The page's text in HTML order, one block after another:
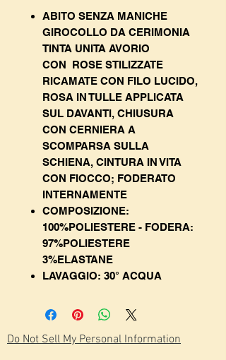
ABITO SENZA MANICHE
GIROCOLLO DA CERIMONIA
TINTA UNITA AVORIO
CON ROSE STILIZZATE
RICAMATE CON FILO LUCIDO,
ROSA IN TULLE APPLICATA
SUL DAVANTI, CHIUSURA
CON CERNIERA A
SCOMPARSA SULLA
SCHIENA, CINTURA IN VITA
CON FIOCCO; FODERATO
INTERNAMENTE
COMPOSIZIONE:
100%POLIESTERE - FODERA:
97%POLIESTERE
3%ELASTANE
LAVAGGIO: 30° ACQUA
Do Not Sell My Personal Information